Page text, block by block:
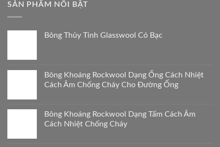
SẢN PHẨM NỔI BẬT
Bông Thủy Tinh Glasswool Có Bạc
Bông Khoáng Rockwool Dạng Ống Cách Nhiệt
Cách Âm Chống Cháy Cho Đường Ống
Bông Khoáng Rockwool Dạng Tấm Cách Âm
Cách Nhiệt Chống Cháy